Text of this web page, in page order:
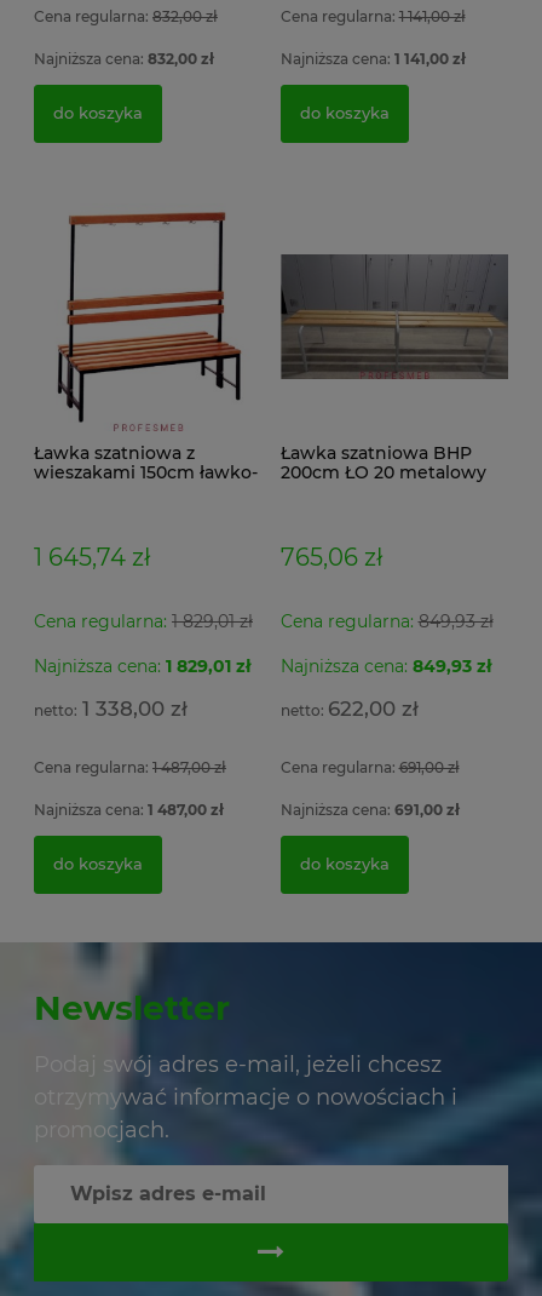
Cena regularna: 832,00 zł
Najniższa cena: 832,00 zł
do koszyka
Cena regularna:1 141,00 zł
Najniższa cena: 1 141,00 zł
do koszyka
Ławka szatniowa z
wieszakami 150cm ławko-
1 645,74 zł
Cena regularna: 1 829,01 zł
Najniższa cena: 1 829,01 zł
1 338,00 zł
Cena regularna: 1 487,00 zł
Najniższa cena: 1 487,00 zł
do koszyka
Ławka szatniowa BHP
200cm ŁO 20 metalowy
765,06 zł
Cena regularna:849,93 zł
Najniższa cena: 849,93 zł
622,00 zł
Cena regularna:691,00 zł
Najniższa cena: 691,00 zł
do koszyka
4 056,54 zł
3 298,00 zł
Newsletter
Podaj swój adres e-mail, jeżeli chcesz
otrzymywać informacje o nowościach i
promocjach.